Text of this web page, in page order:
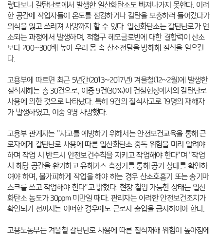
렇다보니 갈탄난로에서 발생한 일산화탄소도 빠져나가지 못한다. 이러
한 공간에 작업자들이 온도를 점검하거나 갈탄을 보충하러 들어갔다가
의식을 잃고 쓰러져 사망까지 할 수 있다. 일산화탄소는 갈탄난로가 연
소되는 과정에서 발생하며, 적혈구 헤모글로빈에 대한 결합력이 산소
보다 200~300배 높아 우리 몸 속 산소전달을 방해해 질식을 일으킨
다.
고용부에 따르면 최근 5년간(2013~2017년) 겨울철(12~2월)에 발생한
질식재해는 총 30건으로, 이중 9건(30%)이 건설현장에서의 갈탄난로
사용에 의한 것으로 나타났다. 특히 9건의 질식사고로 19명의 재해자
가 발생하였고, 이중 9명 사망했다.
고용부 관계자는 "사고를 예방하기 위해서는 안전보건교육을 통해 근
로자에게 갈탄난로 사용에 따른 일산화탄소 중독 위험을 미리 알려야
하며 작업 시 반드시 안전보건수칙을 지키고 작업해야 한다"며 "작업
시 해당 공간을 환기하고 유해가스 측정기를 통해 공기 상태를 확인하
여야 하며, 불가피하게 작업을 해야 하는 경우 산소호흡기 또는 송기마
스크를 쓰고 작업해야 한다"고 밝혔다. 현장 칠입 가능한 상태는 일산
화탄소 농도가 30ppm 미만일 때다. 관리자는 이러한 안전보건조치가
확인되기 전까지는 어떠한 경우에도 근로자 출입을 금지하여야 한다.
고용노동부는 겨울철 갈탄난로 사용에 따른 질식재해 위험이 높아짐에